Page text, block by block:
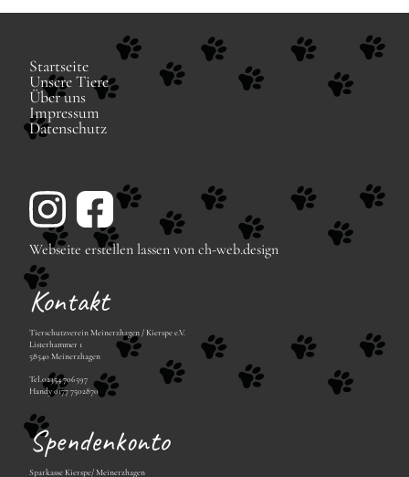
Navigation
überspringen
Startseite
Unsere Tiere
Über uns
Impressum
Datenschutz
Webseite erstellen lassen von ch-web.design
Kontakt
Tierschutzverein Meinerzhagen / Kierspe e.V.
Listerhammer 1
58540 Meinerzhagen
Tel.02354 706597
Handy 0177 7502870
Spendenkonto
Sparkasse Kierspe/ Meinerzhagen